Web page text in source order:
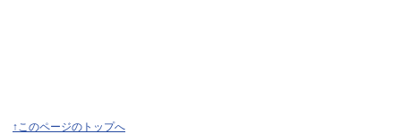
↑このページのトップへ